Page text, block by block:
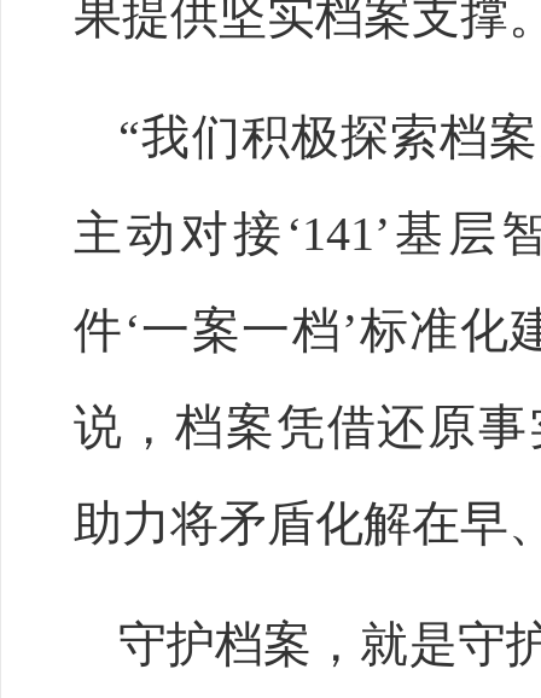
果提供坚实档案支撑
“我们积极探索档
主动对接‘141’基
件‘一案一档’标准化
说，档案凭借还原
助力将矛盾化解在早
守护档案，就是守